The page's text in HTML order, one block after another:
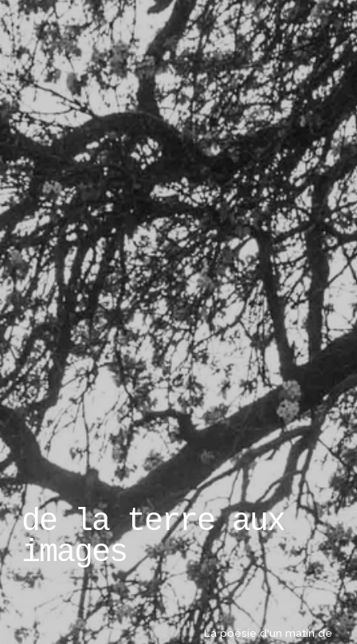
de la terre aux
images
La poésie d'un matin de